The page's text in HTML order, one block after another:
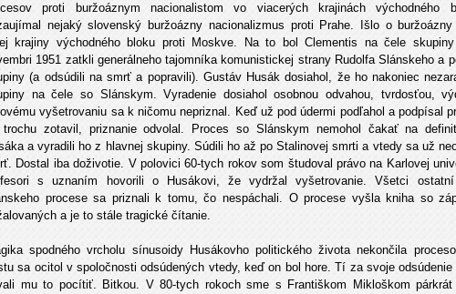
proti buržoáznym nacionalistom vo viacerých krajinách východného
nejaký slovenský buržoázny nacionalizmus proti Prahe. Išlo o buržoázny
krajiny východného bloku proti Moskve. Na to bol Clementis na čele
1951 zatkli generálneho tajomníka komunistickej strany Rudolfa Slánskeho a
(a odsúdili na smrť a popravili). Gustáv Husák dosiahol, že ho nakoniec
na čele so Slánskym. Vyradenie dosiahol osobnou odvahou, tvrdosťou,
vyšetrovaniu sa k ničomu nepriznal. Keď už pod údermi podľahol a podpísal
zotavil, priznanie odvolal. Proces so Slánskym nemohol čakať na
a vyradili ho z hlavnej skupiny. Súdili ho až po Stalinovej smrti a vtedy sa už
Dostal iba doživotie. V polovici 60-tych rokov som študoval právo na Karlovej
s uznaním hovorili o Husákovi, že vydržal vyšetrovanie. Všetci
procese sa priznali k tomu, čo nespáchali. O procese vyšla kniha so
a je to stále tragické čítanie.
spodného vrcholu sínusoidy Husákovho politického života nekončila
sa ocitol v spoločnosti odsúdených vtedy, keď on bol hore. Tí za svoje
mu to pocítiť. Bitkou. V 80-tych rokoch sme s Františkom Mikloškom